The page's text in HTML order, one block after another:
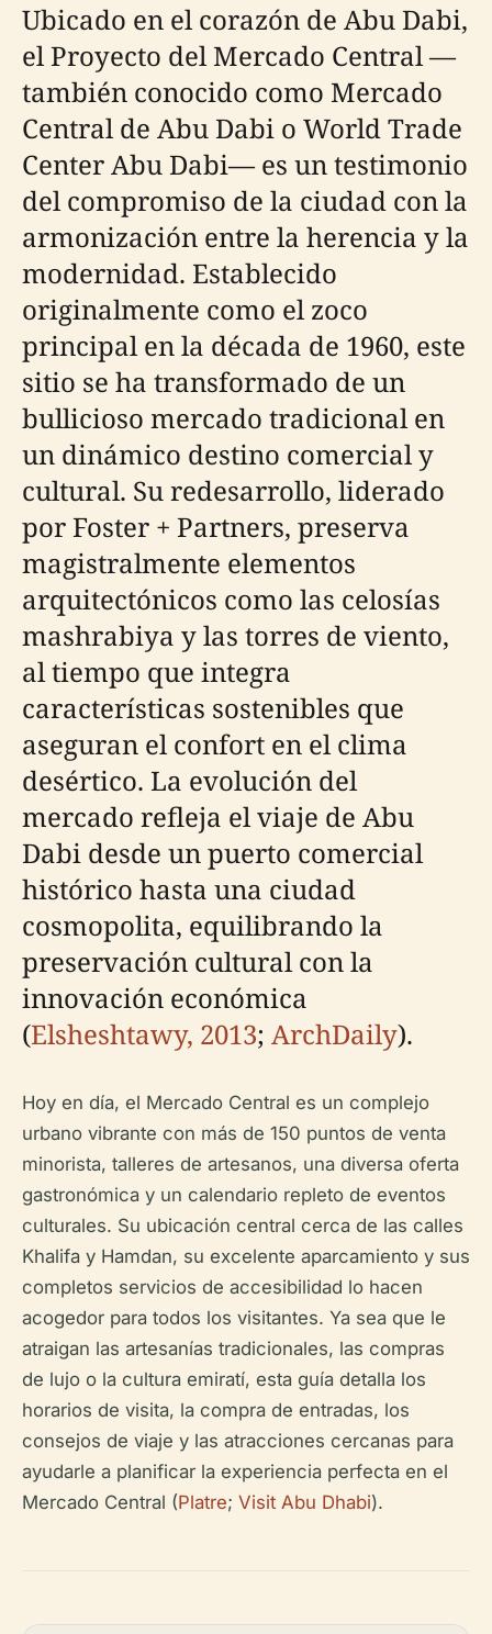
Ubicado en el corazón de Abu Dabi,
el Proyecto del Mercado Central —
también conocido como Mercado
Central de Abu Dabi o World Trade
Center Abu Dabi— es un testimonio
del compromiso de la ciudad con la
armonización entre la herencia y la
modernidad. Establecido
originalmente como el zoco
principal en la década de 1960, este
sitio se ha transformado de un
bullicioso mercado tradicional en
un dinámico destino comercial y
cultural. Su redesarrollo, liderado
por Foster + Partners, preserva
magistralmente elementos
arquitectónicos como las celosías
mashrabiya y las torres de viento,
al tiempo que integra
características sostenibles que
aseguran el confort en el clima
desértico. La evolución del
mercado refleja el viaje de Abu
Dabi desde un puerto comercial
histórico hasta una ciudad
cosmopolita, equilibrando la
preservación cultural con la
innovación económica
(Elsheshtawy, 2013; ArchDaily).
Hoy en día, el Mercado Central es un complejo
urbano vibrante con más de 150 puntos de venta
minorista, talleres de artesanos, una diversa oferta
gastronómica y un calendario repleto de eventos
culturales. Su ubicación central cerca de las calles
Khalifa y Hamdan, su excelente aparcamiento y sus
completos servicios de accesibilidad lo hacen
acogedor para todos los visitantes. Ya sea que le
atraigan las artesanías tradicionales, las compras
de lujo o la cultura emiratí, esta guía detalla los
horarios de visita, la compra de entradas, los
consejos de viaje y las atracciones cercanas para
ayudarle a planificar la experiencia perfecta en el
Mercado Central (Platre; Visit Abu Dhabi).